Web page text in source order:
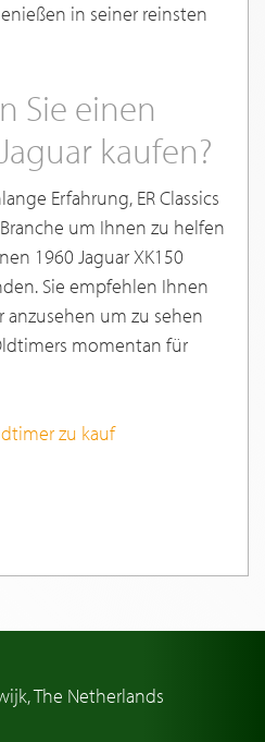
in seiner reinsten
Sie einen
kaufen?
Erfahrung, ER Classics
um Ihnen zu helfen
1960 Jaguar XK150
Sie empfehlen Ihnen
um zu sehen
momentan für
zu kauf
The Netherlands